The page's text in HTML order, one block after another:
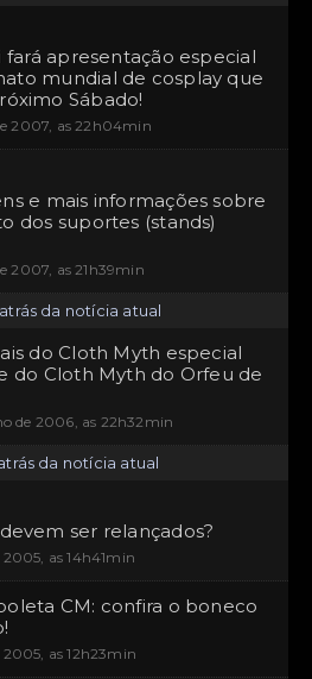
fará apresentação especial
mundial de cosplay que
Sábado!
2007, as 22h04min
e mais informações sobre
dos suportes (stands)
2007, as 21h39min
da notícia atual
do Cloth Myth especial
do Cloth Myth do Orfeu de
de 2006, as 22h32min
da notícia atual
ser relançados?
as 14h41min
CM: confira o boneco
as 12h23min